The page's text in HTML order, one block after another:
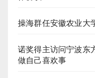
操海群任安徽农业大
诺奖得主访问宁波东
做自己喜欢事